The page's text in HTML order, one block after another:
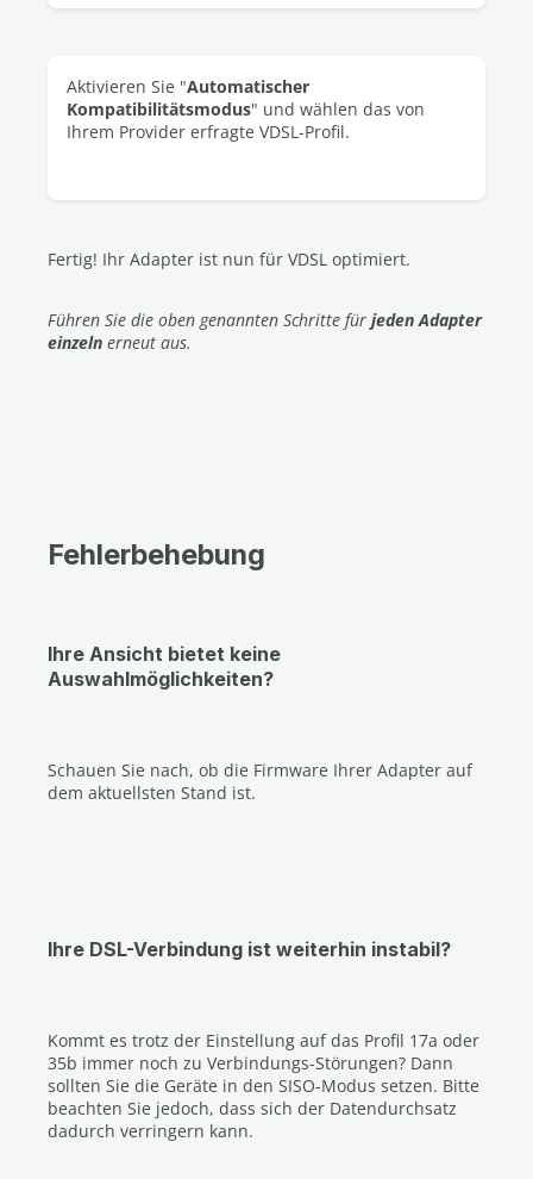
Aktivieren Sie "Automatischer
Kompatibilitätsmodus" und wählen das von
Ihrem Provider erfragte VDSL-Profil.
Fertig! Ihr Adapter ist nun für VDSL optimiert.
Führen Sie die oben genannten Schritte für jeden Adapter
einzeln erneut aus.
Fehlerbehebung
Ihre Ansicht bietet keine
Auswahlmöglichkeiten?
Schauen Sie nach, ob die Firmware Ihrer Adapter auf
dem aktuellsten Stand ist.
Ihre DSL-Verbindung ist weiterhin instabil?
Kommt es trotz der Einstellung auf das Profil 17a oder
35b immer noch zu Verbindungs-Störungen? Dann
sollten Sie die Geräte in den SISO-Modus setzen. Bitte
beachten Sie jedoch, dass sich der Datendurchsatz
dadurch verringern kann.